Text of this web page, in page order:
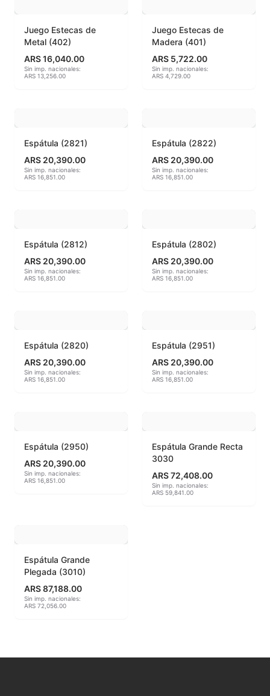
Esmaltes para gres (1150º - 1200º)
Esmaltes para porcelana (1230ºC - 1270ºC)
Esmaltes preparados
Granillas (970ºC-1020ºC)
Herramientas
Ladrillos aislantes para horno
Maquinarias
Material de laboratorio
MAYCO CLASSIC CRACKLES
MAYCO CLEAR GLAZES
MAYCO DUNCAN EZ STROKES
MAYCO DUNCAN FRENCH DIMENSIONS
Juego Estecas de
Metal (402)
ARS 16,040.00
Sin imp. nacionales:
ARS 13,256.00
Juego Estecas de
Madera (401)
ARS 5,722.00
Sin imp. nacionales:
ARS 4,729.00
Espátula (2821)
ARS 20,390.00
Sin imp. nacionales:
ARS 16,851.00
Espátula (2822)
ARS 20,390.00
Sin imp. nacionales:
ARS 16,851.00
Espátula (2812)
ARS 20,390.00
Sin imp. nacionales:
ARS 16,851.00
Espátula (2802)
ARS 20,390.00
Sin imp. nacionales:
ARS 16,851.00
Espátula (2820)
ARS 20,390.00
Sin imp. nacionales:
ARS 16,851.00
Espátula (2951)
ARS 20,390.00
Sin imp. nacionales:
ARS 16,851.00
Espátula (2950)
ARS 20,390.00
Sin imp. nacionales:
ARS 16,851.00
Espátula Grande Recta
3030
ARS 72,408.00
Sin imp. nacionales:
ARS 59,841.00
Espátula Grande
Plegada (3010)
ARS 87,188.00
Sin imp. nacionales:
ARS 72,056.00